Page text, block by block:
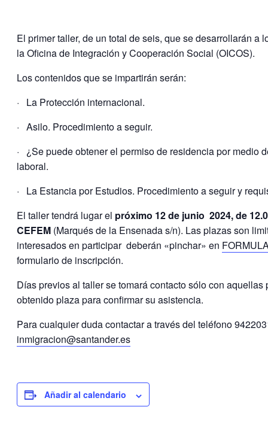
El primer taller, de un total de seis, que se desarrollarán a
la Oficina de Integración y Cooperación Social (OICOS).
Los contenidos que se impartirán serán:
· La Protección internacional.
· Asilo. Procedimiento a seguir.
· ¿Se puede obtener el permiso de residencia por medio
laboral.
· La Estancia por Estudios. Procedimiento a seguir y
El taller tendrá lugar el próximo 12 de junio 2024, de
CEFEM (Marqués de la Ensenada s/n). Las plazas son
interesados en participar deberán «pinchar» en
formulario de inscripción.
Días previos al taller se tomará contacto sólo con aquellas
obtenido plaza para confirmar su asistencia.
Para cualquier duda contactar a través del teléfono
inmigracion@santander.es
Añadir al calendario